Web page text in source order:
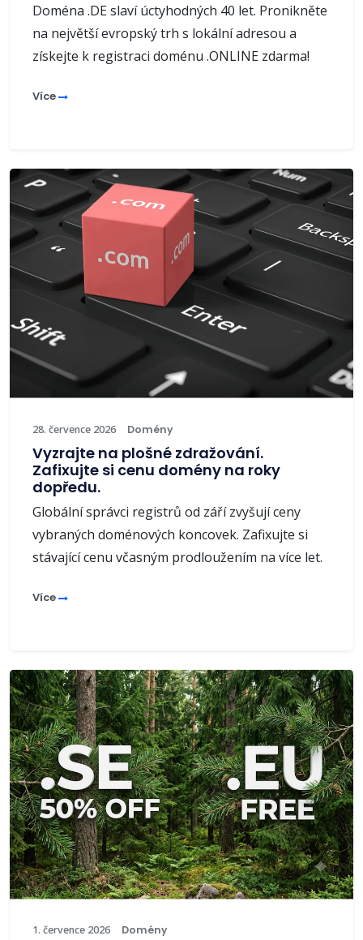
Doména .DE slaví úctyhodných 40 let. Pronikněte
na největší evropský trh s lokální adresou a
získejte k registraci doménu .ONLINE zdarma!
Více
28. července 2026 Domény
Vyzrajte na plošné zdražování.
Zafixujte si cenu domény na roky
dopředu.
Globální správci registrů od září zvyšují ceny
vybraných doménových koncovek. Zafixujte si
stávající cenu včasným prodloužením na více let.
Více
1. července 2026 Domény